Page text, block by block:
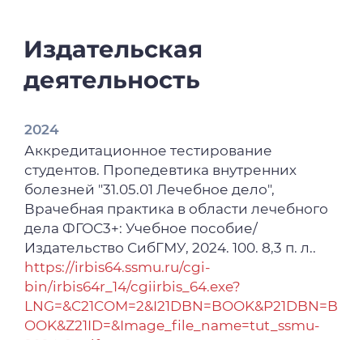
Д. Беспалова, З. С. Чомаева, A. B. Тетенева
[и др.] // Бюллетень сибирской медицины.
– 2024. – Т. 23, № 3. – С. 136-144.
Структурные и функциональные
нарушения бронхолегочной системы у
пациентов с дисплазией соединительной
ткани и недостаточностью питания / А. В.
Тетенева, И. Д. Беспалова, Н. А. Сердюков
[и др.] // Сибирское медицинское
обозрение. – 2023. – № 6(144). – С. 33-40.
2021
Гендерные аспекты развития уролитиаза у
пациентов с метаболическим синдромом /
Издательская
деятельность
2024
Аккредитационное тестирование
студентов. Пропедевтика внутренних
болезней "31.05.01 Лечебное дело",
Врачебная практика в области лечебного
дела ФГОС3+: Учебное пособие/
Издательство СибГМУ, 2024. 100. 8,3 п. л..
https://irbis64.ssmu.ru/cgi-
bin/irbis64r_14/cgiirbis_64.exe?
LNG=&C21COM=2&I21DBN=BOOK&P21DBN=B
OOK&Z21ID=&Image_file_name=tut_ssmu-